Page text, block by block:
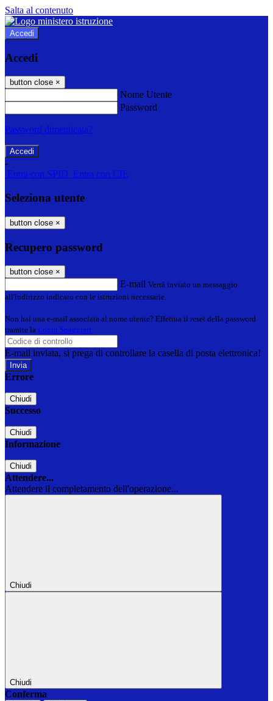
Salta al contenuto
Accedi
Accedi
button close ×
Nome Utente
Password
Password dimenticata?
-
Entra con SPID Entra con CIE
Seleziona utente
button close ×
Recupero password
button close ×
E-mail Verrà inviato un messaggio
all'indirizzo indicato con le istruzioni necessarie.
Non hai una e-mail associata al nome utente? Effettua il reset della password
tramite la Login Spaggiari
E-mail inviata, si prega di controllare la casella di posta elettronica!
Errore
Chiudi
Successo
Chiudi
Informazione
Chiudi
Attendere...
Attendere il completamento dell'operazione...
Chiudi
Chiudi
Conferma